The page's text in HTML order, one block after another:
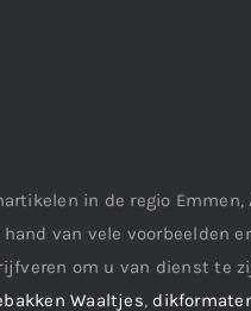
in de regio Emmen,
van vele voorbeelden
om u van dienst te
Waaltjes,